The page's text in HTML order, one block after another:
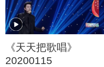
《天天把歌唱》
20200115